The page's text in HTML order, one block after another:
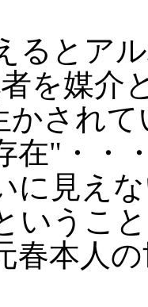
るとア
を媒介
かされ
在"・・
に見え
いうこ
春本人